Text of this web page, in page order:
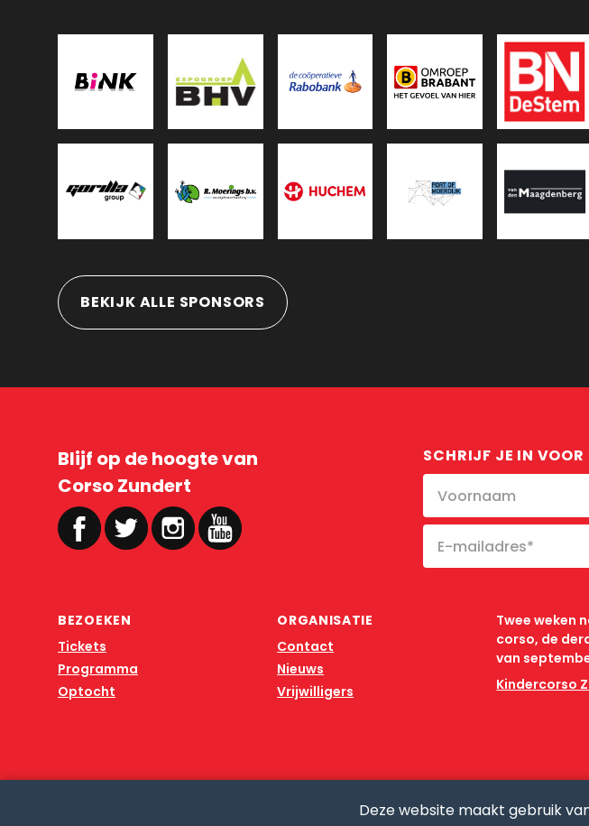
BEKIJK ALLE SPONSORS
Blijf op de hoogte van
Corso Zundert
SCHRIJF JE IN VOOR
BEZOEKEN
Tickets
Programma
Optocht
ORGANISATIE
Contact
Nieuws
Vrijwilligers
Twee weken
corso, de
van
Kindercorso
Deze website maakt gebruik